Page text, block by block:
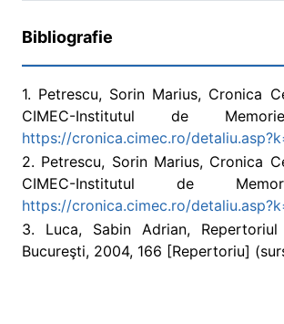
Bibliografie
1. Petrescu, Sorin Marius, Cronica
CIMEC-Institutul de
https://cronica.cimec.ro/
2. Petrescu, Sorin Marius, Cronica
CIMEC-Institutul de
https://cronica.cimec.ro/
3. Luca, Sabin Adrian,
Bucureşti, 2004, 166 [Repertoriu]